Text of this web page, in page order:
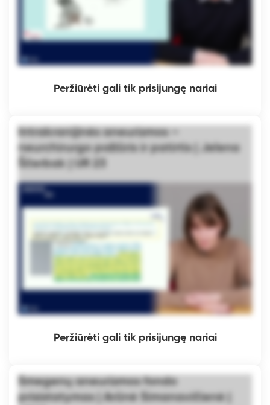
Peržiūrėti gali tik prisijungę nariai
Intrakranijinės aneurizmos –
neurchirurgo požiūris ir patirtis | Jelena
Ščerbak | UR 23
Peržiūrėti gali tik prisijungę nariai
Smegenų aneurizmos fondo
prisistatymas | Arūnė Simanavičienė |